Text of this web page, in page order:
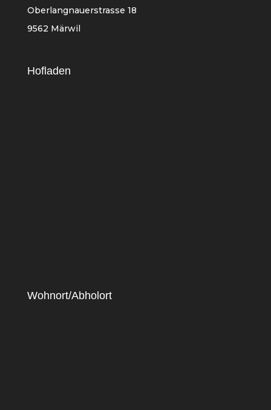
Oberlangnauerstrasse 18
9562 Märwil
Hofladen
Wohnort/Abholort